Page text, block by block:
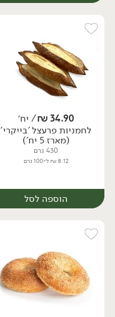
יח׳
34.90
₪/ יח׳
לחמניות פרעצל 'בייקרי'
(מארז 5 יח')
430 גרם
8.12 ₪ ל-100 גרם
הוספה לסל